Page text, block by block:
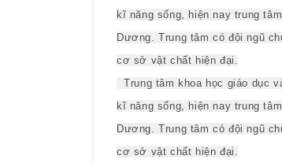
kĩ năng sống, hiện nay trung
Dương. Trung tâm có đội ngũ
cơ sở vật chất hiện đại.
Trung tâm khoa học giáo dục
kĩ năng sống, hiện nay trung
Dương. Trung tâm có đội ngũ
cơ sở vật chất hiện đại.